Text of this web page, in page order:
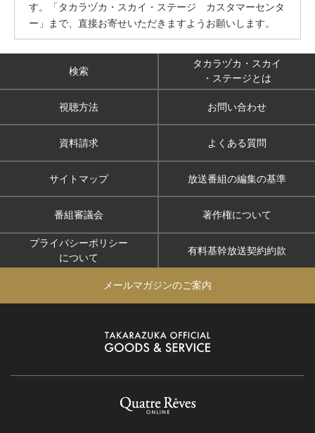
す。「タカラヅカ・スカイ・ステージ カスタマーセンタ
ー」まで、直接お寄せいただきますようお願いします。
検索
タカラヅカ・スカイ
・ステージとは
視聴方法 お問い合わせ
資料請求 よくある質問
サイトマップ 放送番組の編集の基準
番組審議会 著作権について
プライバシーポリシー
について
有料基幹放送契約約款
メールマガジンのご案内